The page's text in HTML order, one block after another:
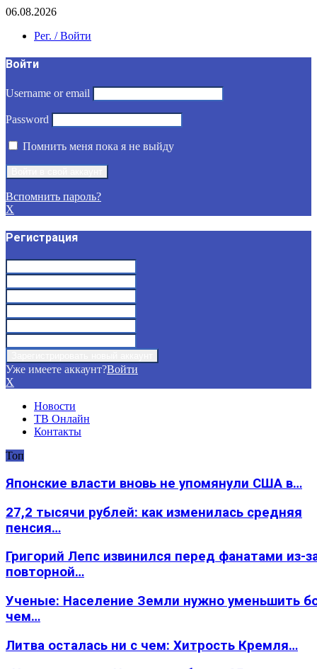
06.08.2026
Рег. / Войти
Войти
Username or email
Password
Помнить меня пока я не выйду
Вспомнить пароль?
X
Регистрация
Уже имеете аккаунт?Войти
X
Новости
ТВ Онлайн
Контакты
Топ
Японские власти вновь не упомянули США в…
27,2 тысячи рублей: как изменилась средняя
пенсия…
Григорий Лепс извинился перед фанатами из-
повторной…
Ученые: Население Земли нужно уменьшить
чем…
Литва осталась ни с чем: Хитрость Кремля…